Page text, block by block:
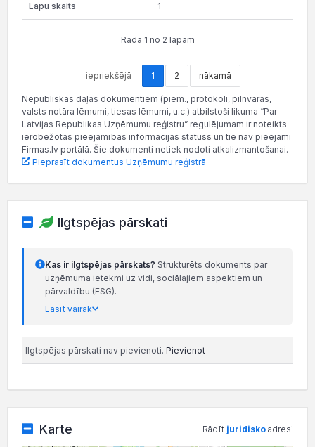
1
Rāda 1 no 2 lapām
iepriekšējā 1 2 nākamā
Nepubliskās daļas dokumentiem (piem., protokoli, pilnvaras,
valsts notāra lēmumi, tiesas lēmumi, u.c.) atbilstoši likuma “Par
Latvijas Republikas Uzņēmumu reģistru” regulējumam ir noteikts
ierobežotas pieejamības informācijas statuss un tie nav pieejami
Firmas.lv portālā. Šie dokumenti netiek nodoti atkalizmantošanai.
Pieprasīt dokumentus Uzņēmumu reģistrā
Ilgtspējas pārskati
Kas ir ilgtspējas pārskats? Strukturēts dokuments par
uzņēmuma ietekmi uz vidi, sociālajiem aspektiem un
pārvaldību (ESG).
Lasīt vairāk
Ilgtspējas pārskati nav pievienoti. Pievienot
Karte Rādīt juridisko adresi